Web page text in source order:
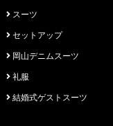
スーツ
セットアップ
岡山デニムスーツ
礼服
結婚式ゲストスーツ